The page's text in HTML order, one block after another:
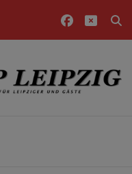
und Gäste